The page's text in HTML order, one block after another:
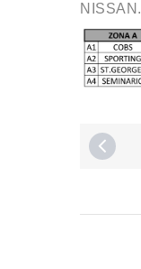
NISSAN.